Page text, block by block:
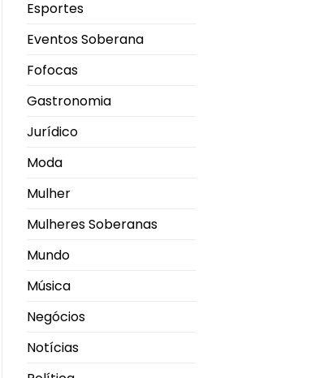
Esportes
Eventos Soberana
Fofocas
Gastronomia
Jurídico
Moda
Mulher
Mulheres Soberanas
Mundo
Música
Negócios
Notícias